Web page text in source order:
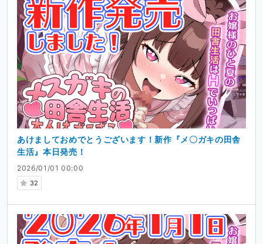
2026/01/01 00:00
32
あけましておめでとうございます！新作『メ〇ガキの田舎
生活』本日発売！